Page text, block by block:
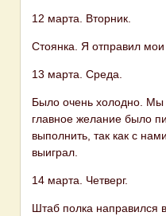
12 марта. Вторник.
Стоянка. Я отправил
13 марта. Среда.
Было очень холодно. Мы
главное желание было
выполнить, так как с
выиграл.
14 марта. Четверг.
Штаб полка направился